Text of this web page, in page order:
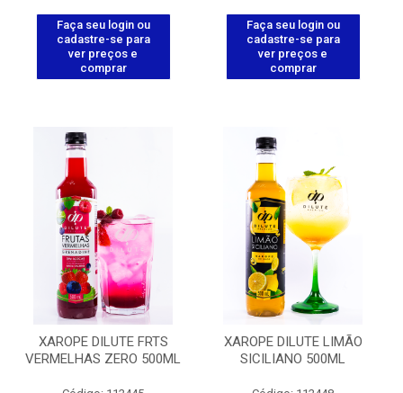
Faça seu login ou
cadastre-se para
ver preços e
comprar
Faça seu login ou
cadastre-se para
ver preços e
comprar
XAROPE DILUTE FRTS
VERMELHAS ZERO 500ML
XAROPE DILUTE LIMÃO
SICILIANO 500ML